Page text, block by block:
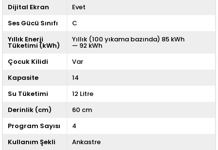
Dijital Ekran
Evet
Ses Gücü Sınıfı
C
Yıllık Enerji
Tüketimi (kWh)
Yıllık (100 yıkama bazında) 85 kWh
— 92 kWh
Çocuk Kilidi
Var
Kapasite
14
Su Tüketimi
12 Litre
Derinlik (cm)
60 cm
Program Sayısı
4
Kullanım Şekli
Ankastre